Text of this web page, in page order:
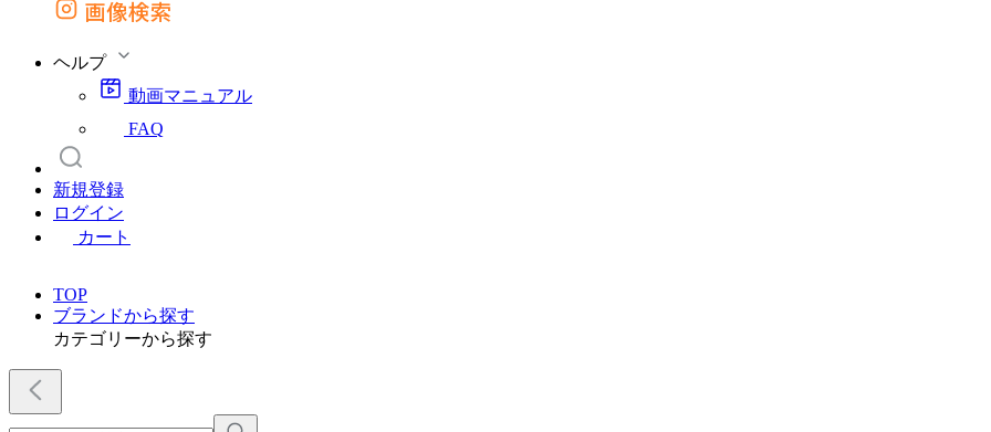
外部サイトの商品をカートに追加
画像検索
ヘルプ
動画マニュアル
FAQ
新規登録
ログイン
カート
TOP
ブランドから探す
カテゴリーから探す